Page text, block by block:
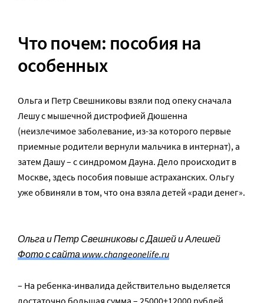
Что почем: пособия на
особенных
Ольга и Петр Свешниковы взяли под опеку сначала
Лешу с мышечной дистрофией Дюшенна
(неизлечимое заболевание, из-за которого первые
приемные родители вернули мальчика в интернат), а
затем Дашу – с синдромом Дауна. Дело происходит в
Москве, здесь пособия повыше астраханских. Ольгу
уже обвиняли в том, что она взяла детей «ради денег».
Ольга и Петр Свешниковы с Дашей и Алешей
Фото с сайта www.changeonelife.ru
– На ребенка-инвалида действительно выделяется
достаточно большая сумма – 25000+12000 рублей